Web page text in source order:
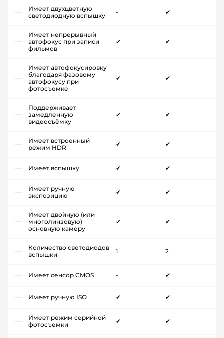
Имеет двухцветную
светодиодную вспышку
- ✔
Имеет непрерывный
автофокус при записи
фильмов
✔ ✔
Имеет автофокусировку
благодаря фазовому
автофокусу при
фотосъемке
✔ ✔
Поддерживает
замедленную
видеосъёмку
✔ ✔
Имеет встроенный
режим HDR
✔ ✔
Имеет вспышку ✔ ✔
Имеет ручную
экспозицию
✔ ✔
Имеет двойную (или
многолинзовую)
основную камеру
✔ ✔
Количество светодиодов
вспышки
1 2
Имеет сенсор CMOS - ✔
Имеет ручную ISO ✔ ✔
Имеет режим серийной
фотосъемки
✔ ✔